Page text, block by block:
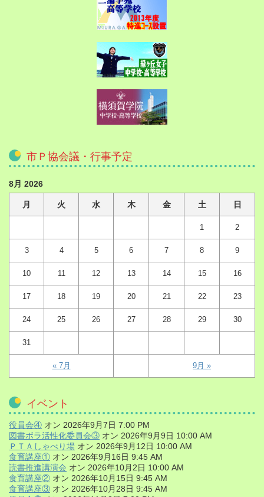
市Ｐ協会議・行事予定
8月 2026
月 火 水 木 金 土 日
1 2
3 4 5 6 7 8 9
10 11 12 13 14 15 16
17 18 19 20 21 22 23
24 25 26 27 28 29 30
31
« 7月 9月 »
イベント
役員会④ オン 2026年9月7日 7:00 PM
図書ボラ活性化委員会③ オン 2026年9月9日 10:00 AM
ＰＴＡしゃべり場 オン 2026年9月12日 10:00 AM
食育講座① オン 2026年9月16日 9:45 AM
読書推進講演会 オン 2026年10月2日 10:00 AM
食育講座② オン 2026年10月15日 9:45 AM
食育講座③ オン 2026年10月28日 9:45 AM